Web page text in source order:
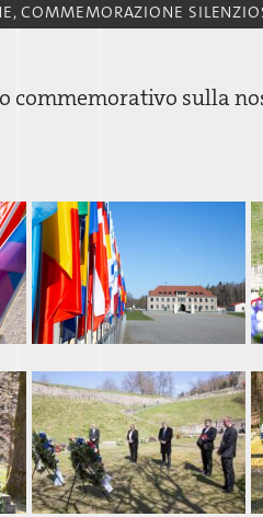
COMMEMORAZIONE
commemorativo sulla